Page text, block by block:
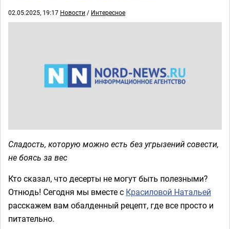
02.05.2025, 19:17 Новости / Интересное
Сладость, которую можно есть без угрызений совести,
не боясь за вес
Кто сказал, что десерты не могут быть полезными?
Отнюдь! Сегодня мы вместе с Красиловой Натальей
расскажем вам обалденный рецепт, где все просто и
питательно.